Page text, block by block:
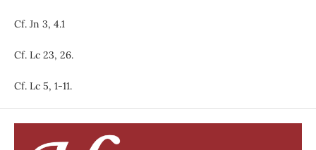
Cf. Jn 3, 4.1
Cf. Lc 23, 26.
Cf. Lc 5, 1-11.